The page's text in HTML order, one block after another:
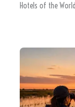
Hotels of the